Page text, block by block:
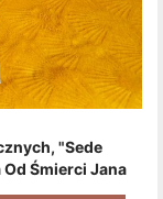
"Sede
Śmierci Jana
+ Zestaw 6